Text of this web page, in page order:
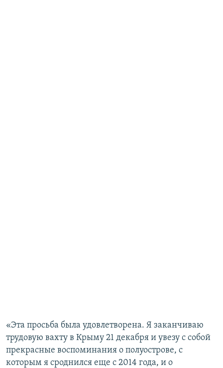
«Эта просьба была удовлетворена. Я заканчиваю
трудовую вахту в Крыму 21 декабря и увезу с собой
прекрасные воспоминания о полуострове, с
которым я сроднился еще с 2014 года, и о